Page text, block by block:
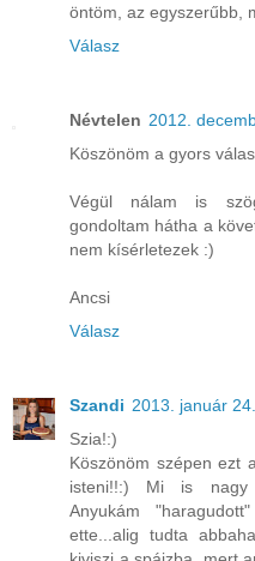
öntöm, az egyszerűbb,
Válasz
Névtelen 2012.
Köszönöm a gyors
Végül nálam is
gondoltam hátha a
nem kísérletezek :)
Ancsi
Válasz
Szandi 2013. január
Szia!:)
Köszönöm szépen ezt
isteni!!:) Mi is nagy
Anyukám
ette...alig tudta